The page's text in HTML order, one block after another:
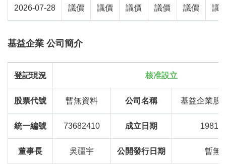
2026-07-28 議價 議價 議價 議價 議價 議
基益企業 公司簡介
登記現況 核准設立
股票代號 暫無資料 公司名稱 基益企業股
統一編號 73682410 成立日期 1981-
董事長 吳疆宇 公開發行日期 暫無